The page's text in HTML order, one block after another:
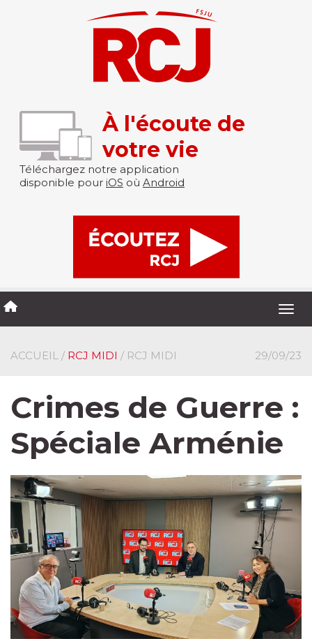
À l'écoute de
votre vie
Téléchargez notre application
disponible pour iOS où Android
ACCUEIL / RCJ MIDI / RCJ MIDI 29/09/23
Crimes de Guerre :
Spéciale Arménie